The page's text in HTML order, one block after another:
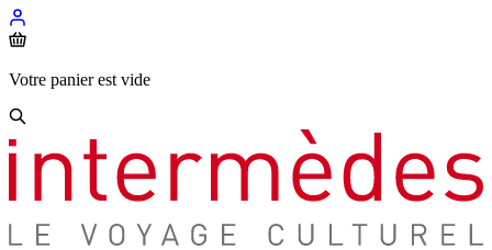
Votre panier est vide